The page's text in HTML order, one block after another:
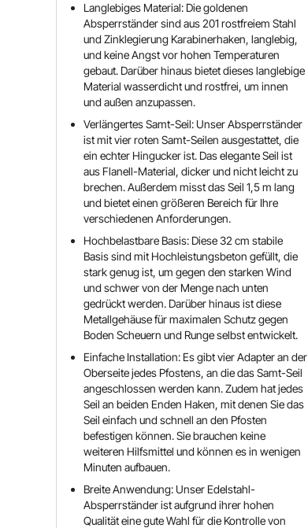
Langlebiges Material: Die goldenen
Absperrständer sind aus 201 rostfreiem Stahl
und Zinklegierung Karabinerhaken, langlebig,
und keine Angst vor hohen Temperaturen
gebaut. Darüber hinaus bietet dieses langlebige
Material wasserdicht und rostfrei, um innen
und außen anzupassen.
Verlängertes Samt-Seil: Unser Absperrständer
ist mit vier roten Samt-Seilen ausgestattet, die
ein echter Hingucker ist. Das elegante Seil ist
aus Flanell-Material, dicker und nicht leicht zu
brechen. Außerdem misst das Seil 1,5 m lang
und bietet einen größeren Bereich für Ihre
verschiedenen Anforderungen.
Hochbelastbare Basis: Diese 32 cm stabile
Basis sind mit Hochleistungsbeton gefüllt, die
stark genug ist, um gegen den starken Wind
und schwer von der Menge nach unten
gedrückt werden. Darüber hinaus ist diese
Metallgehäuse für maximalen Schutz gegen
Boden Scheuern und Runge selbst entwickelt.
Einfache Installation: Es gibt vier Adapter an der
Oberseite jedes Pfostens, an die das Samt-Seil
angeschlossen werden kann. Zudem hat jedes
Seil an beiden Enden Haken, mit denen Sie das
Seil einfach und schnell an den Pfosten
befestigen können. Sie brauchen keine
weiteren Hilfsmittel und können es in wenigen
Minuten aufbauen.
Breite Anwendung: Unser Edelstahl-
Absperrständer ist aufgrund ihrer hohen
Qualität eine gute Wahl für die Kontrolle von